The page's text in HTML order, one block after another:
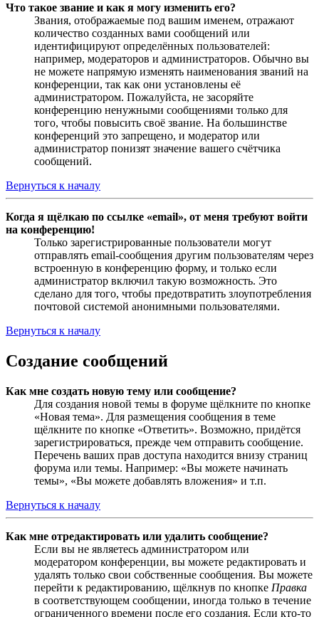
Что такое звание и как я могу изменить его?
Звания, отображаемые под вашим именем, отражают
количество созданных вами сообщений или
идентифицируют определённых пользователей:
например, модераторов и администраторов. Обычно вы
не можете напрямую изменять наименования званий на
конференции, так как они установлены её
администратором. Пожалуйста, не засоряйте
конференцию ненужными сообщениями только для
того, чтобы повысить своё звание. На большинстве
конференций это запрещено, и модератор или
администратор понизят значение вашего счётчика
сообщений.
Вернуться к началу
Когда я щёлкаю по ссылке «email», от меня требуют войти
на конференцию!
Только зарегистрированные пользователи могут
отправлять email-сообщения другим пользователям через
встроенную в конференцию форму, и только если
администратор включил такую возможность. Это
сделано для того, чтобы предотвратить злоупотребления
почтовой системой анонимными пользователями.
Вернуться к началу
Создание сообщений
Как мне создать новую тему или сообщение?
Для создания новой темы в форуме щёлкните по кнопке
«Новая тема». Для размещения сообщения в теме
щёлкните по кнопке «Ответить». Возможно, придётся
зарегистрироваться, прежде чем отправить сообщение.
Перечень ваших прав доступа находится внизу страниц
форума или темы. Например: «Вы можете начинать
темы», «Вы можете добавлять вложения» и т.п.
Вернуться к началу
Как мне отредактировать или удалить сообщение?
Если вы не являетесь администратором или
модератором конференции, вы можете редактировать и
удалять только свои собственные сообщения. Вы можете
перейти к редактированию, щёлкнув по кнопке Правка
в соответствующем сообщении, иногда только в течение
ограниченного времени после его создания. Если кто-то